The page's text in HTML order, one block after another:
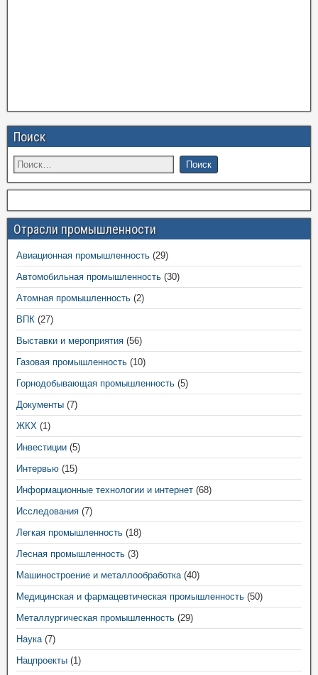
Поиск
Отрасли промышленности
Авиационная промышленность (29)
Автомобильная промышленность (30)
Атомная промышленность (2)
ВПК (27)
Выставки и мероприятия (56)
Газовая промышленность (10)
Горнодобывающая промышленность (5)
Документы (7)
ЖКХ (1)
Инвестиции (5)
Интервью (15)
Информационные технологии и интернет (68)
Исследования (7)
Легкая промышленность (18)
Лесная промышленность (3)
Машиностроение и металлообработка(40)
Медицинская и фармацевтическая промышленность (50)
Металлургическая промышленность (29)
Наука(7)
Нацпроекты (1)